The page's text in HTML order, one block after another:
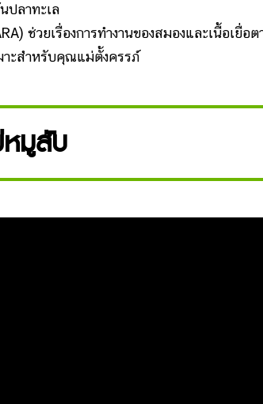
ปลาทะเล
ช่วยเรื่องการทำงานของสมองและเนื้อเยื่อต
าะสำหรับคุณแม่ตั้งครรภ์
หมูสับ